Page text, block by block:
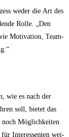
weder die Art des
Rol­le. „Den
Moti­va­ti­on, Team­
wie es nach der
soll, bie­tet das
noch Mög­lich­kei­ten
für Inter­es­sen­ten wei­